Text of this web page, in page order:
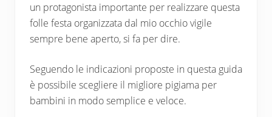
un protagonista importante per realizzare questa
folle festa organizzata dal mio occhio vigile
sempre bene aperto, si fa per dire.
Seguendo le indicazioni proposte in questa guida
è possibile scegliere il migliore pigiama per
bambini in modo semplice e veloce.